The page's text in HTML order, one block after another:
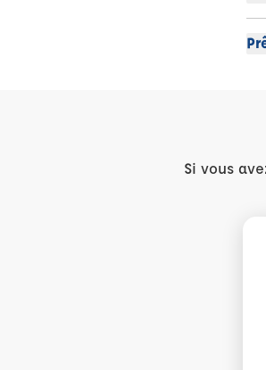
Si vous